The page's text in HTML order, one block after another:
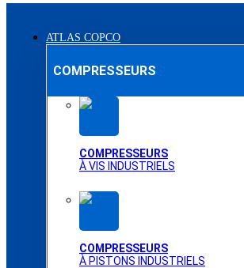
ATLAS COPCO
COMPRESSEURS
COMPRESSEURS
À VIS INDUSTRIELS
COMPRESSEURS
À PISTONS INDUSTRIELS